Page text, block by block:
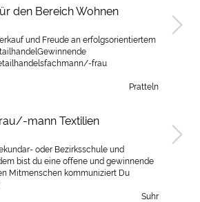
den Bereich Wohnen
und Freude an erfolgsorientiertem
frau
Pratteln
mann Textilien
oder Bezirksschule und
bist du eine offene und gewinnende
Mitmenschen kommuniziert Du
Suhr